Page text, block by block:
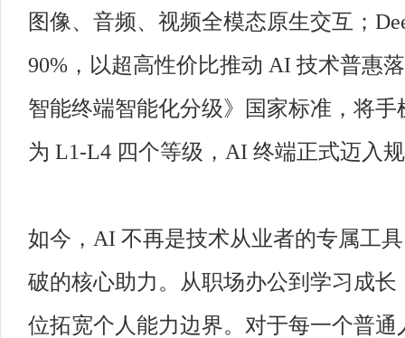
图像、音频、视频全模态原生交互；
90%，以超高性价比推动 AI 技术普惠
智能终端智能化分级》国家标准，将
为 L1-L4 四个等级，AI 终端正式迈入
如今，AI 不再是技术从业者的专属工
破的核心助力。从职场办公到学习成
位拓宽个人能力边界。对于每一个普